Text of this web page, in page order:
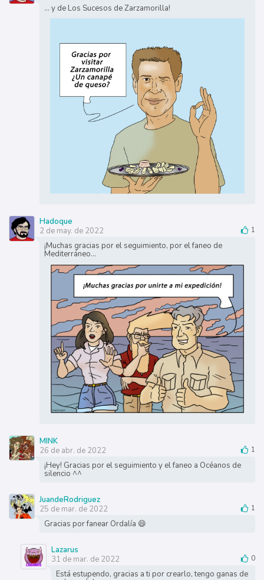
... y de Los Sucesos de Zarzamorilla!
Hadoque
2 de may. de 2022
1
¡Muchas gracias por el seguimiento, por el faneo de
Mediterráneo...
MINK
26 de abr. de 2022
1
¡Hey! Gracias por el seguimiento y el faneo a Océanos de
silencio ^^
JuandeRodriguez
25 de mar. de 2022
1
Gracias por fanear Ordalía 😄
Lazarus
31 de mar. de 2022
0
Está estupendo, gracias a ti por crearlo, tengo ganas de